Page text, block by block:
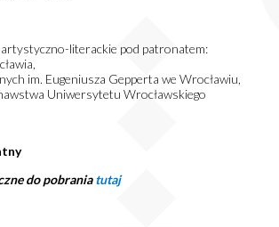
literackie pod patronatem:
im. Eugeniusza Gepperta we Wrocławiu,
Uniwersytetu Wrocławskiego
do pobrania tutaj